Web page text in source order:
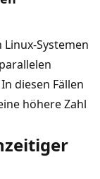
Systemen
diesen Fällen
höhere Zahl